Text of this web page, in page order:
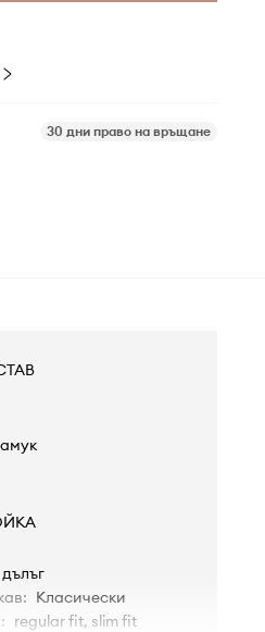
30 дни право на връщане
дълъг
: Класически
: regular fit, slim fit